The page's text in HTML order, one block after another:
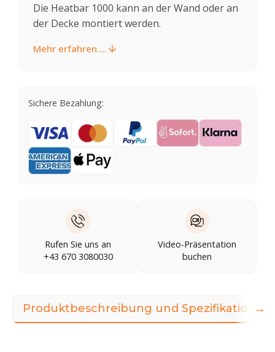
Die Heatbar 1000 kann an der Wand oder an
der Decke montiert werden.
Mehr erfahren....
Sichere Bezahlung:
Rufen Sie uns an
+43 670 3080030
Video-Präsentation
buchen
Produktbeschreibung und Spezifikationen
→